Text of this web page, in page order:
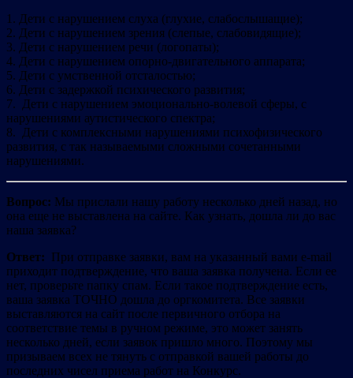
1. Дети с нарушением слуха (глухие, слабослышащие);
2. Дети с нарушением зрения (слепые, слабовидящие);
3. Дети с нарушением речи (логопаты);
4. Дети с нарушением опорно-двигательного аппарата;
5. Дети с умственной отсталостью;
6. Дети с задержкой психического развития;
7. Дети с нарушением эмоционально-волевой сферы, с
нарушениями аутистического спектра;
8. Дети с комплексными нарушениями психофизического
развития, с так называемыми сложными сочетанными
нарушениями.
Вопрос: Мы прислали нашу работу несколько дней назад, но
она еще не выставлена на сайте. Как узнать, дошла ли до вас
наша заявка?
Ответ: При отправке заявки, вам на указанный вами e-mail
приходит подтверждение, что ваша заявка получена. Если ее
нет, проверьте папку спам. Если такое подтверждение есть,
ваша заявка ТОЧНО дошла до оргкомитета. Все заявки
выставляются на сайт после первичного отбора на
соответствие темы в ручном режиме, это может занять
несколько дней, если заявок пришло много. Поэтому мы
призываем всех не тянуть с отправкой вашей работы до
последних чисел приема работ на Конкурс.